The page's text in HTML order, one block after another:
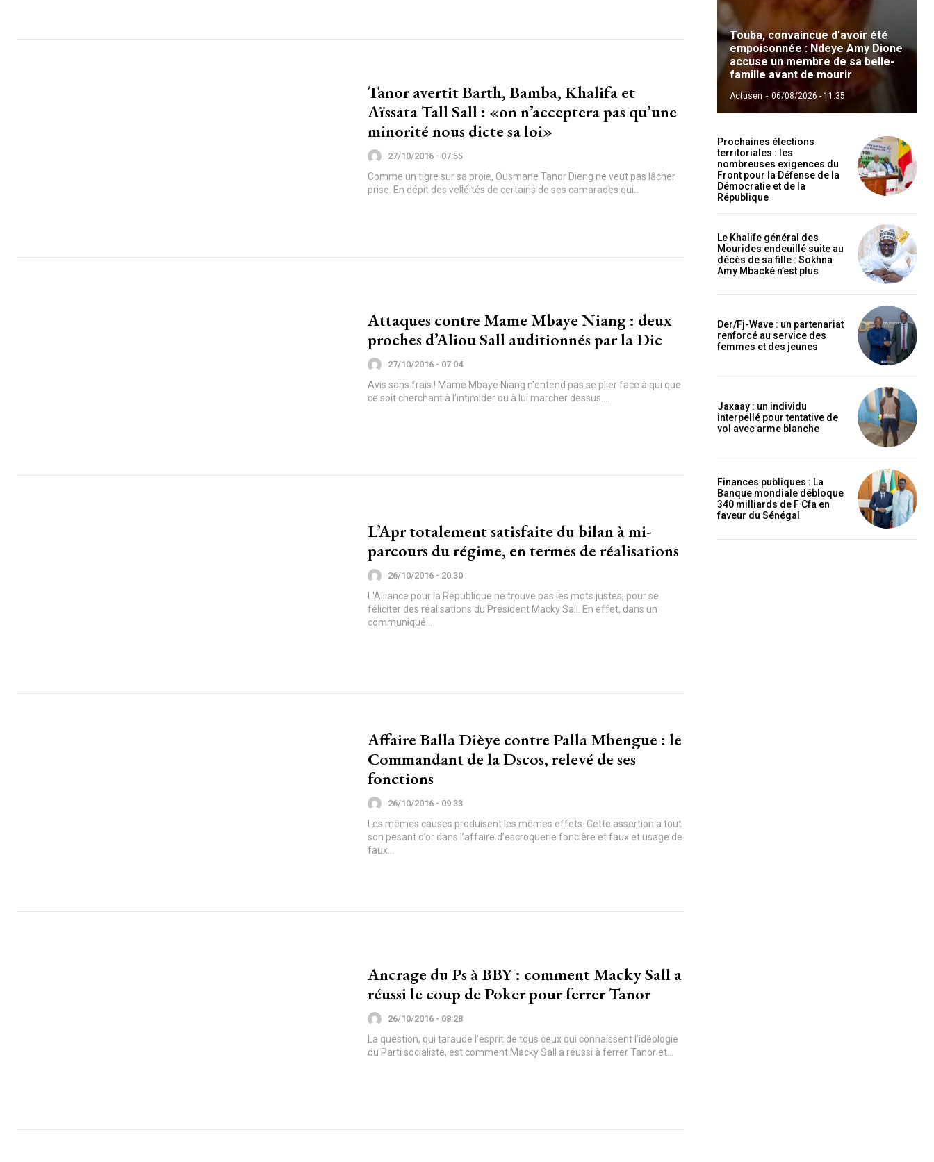
Tanor avertit Barth, Bamba, Khalifa et
Aïssata Tall Sall : «on n’acceptera pas qu’une
minorité nous dicte sa loi»
27/10/2016 - 07:55
Comme un tigre sur sa proie, Ousmane Tanor Dieng ne veut pas lâcher
prise. En dépit des velléités de certains de ses camarades qui...
Attaques contre Mame Mbaye Niang : deux
proches d’Aliou Sall auditionnés par la Dic
27/10/2016 - 07:04
Avis sans frais ! Mame Mbaye Niang n'entend pas se plier face à qui que
ce soit cherchant à l'intimider ou à lui marcher dessus....
L’Apr totalement satisfaite du bilan à mi-
parcours du régime, en termes de réalisations
26/10/2016 - 20:30
L'Alliance pour la République ne trouve pas les mots justes, pour se
féliciter des réalisations du Président Macky Sall. En effet, dans un
communiqué...
Affaire Balla Dièye contre Palla Mbengue : le
Commandant de la Dscos, relevé de ses
fonctions
26/10/2016 - 09:33
Les mêmes causes produisent les mêmes effets. Cette assertion a tout
son pesant d’or dans l’affaire d’escroquerie foncière et faux et usage de
faux...
Ancrage du Ps à BBY : comment Macky Sall a
réussi le coup de Poker pour ferrer Tanor
26/10/2016 - 08:28
La question, qui taraude l’esprit de tous ceux qui connaissent l’idéologie
du Parti socialiste, est comment Macky Sall a réussi à ferrer Tanor et...
Touba, convaincue d’avoir été
empoisonnée : Ndeye Amy Dione
accuse un membre de sa belle-
famille avant de mourir
Actusen - 06/08/2026 - 11:35
Prochaines élections
territoriales : les
nombreuses exigences du
Front pour la Défense de la
Démocratie et de la
République
Le Khalife général des
Mourides endeuillé suite au
décès de sa fille : Sokhna
Amy Mbacké n’est plus
Der/Fj-Wave : un partenariat
renforcé au service des
femmes et des jeunes
Jaxaay : un individu
interpellé pour tentative de
vol avec arme blanche
Finances publiques : La
Banque mondiale débloque
340 milliards de F Cfa en
faveur du Sénégal